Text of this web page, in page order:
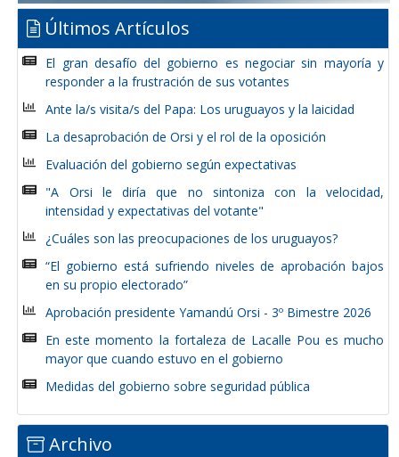
Últimos Artículos
El gran desafío del gobierno es negociar sin mayoría y
responder a la frustración de sus votantes
Ante la/s visita/s del Papa: Los uruguayos y la laicidad
La desaprobación de Orsi y el rol de la oposición
Evaluación del gobierno según expectativas
"A Orsi le diría que no sintoniza con la velocidad,
intensidad y expectativas del votante"
¿Cuáles son las preocupaciones de los uruguayos?
“El gobierno está sufriendo niveles de aprobación bajos
en su propio electorado”
Aprobación presidente Yamandú Orsi - 3º Bimestre 2026
En este momento la fortaleza de Lacalle Pou es mucho
mayor que cuando estuvo en el gobierno
Medidas del gobierno sobre seguridad pública
Archivo